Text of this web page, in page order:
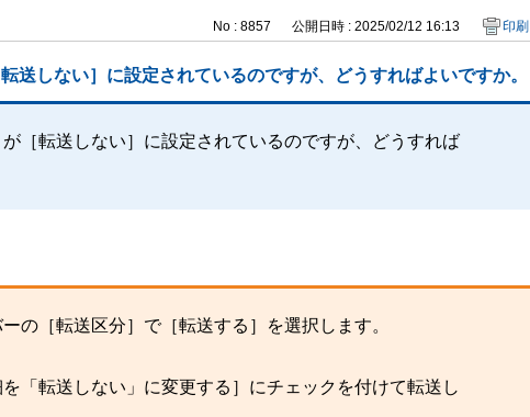
No : 8857 公開日時 : 2025/02/12 16:13 印刷
送しない］に設定されているのですが、どうすればよいですか。
［転送しない］に設定されているのですが、どうすれば
の［転送区分］で［転送する］を選択します。
「転送しない」に変更する］にチェックを付けて転送し